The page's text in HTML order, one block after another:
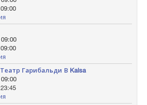
Гарибальди В Kalsa